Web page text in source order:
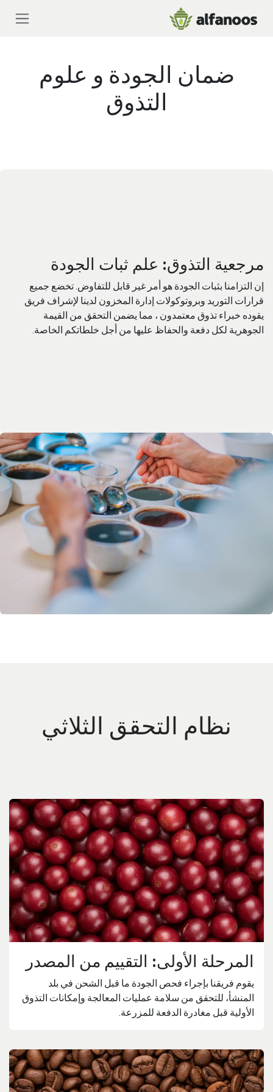
تخطي للذهاب إلى المحتوى
ضمان الجودة و علوم
التذوق
مرجعية التذوق: علم ثبات الجودة
إن التزامنا بثبات الجودة هو أمر غير قابل للتفاوض. تخضع جميع
قرارات التوريد وبروتوكولات إدارة المخزون لدينا لإشراف فريق
يقوده خبراء تذوق معتمدون ، مما يضمن التحقق من القيمة
الجوهرية لكل دفعة والحفاظ عليها من أجل خلطاتكم الخاصة.​
نظام التحقق الثلاثي
المرحلة الأولى: التقييم من المصدر
يقوم فريقنا بإجراء فحص الجودة ما قبل الشحن في بلد
المنشأ، للتحقق من سلامة عمليات المعالجة وإمكانات التذوق
الأولية قبل مغادرة الدفعة للمزرعة.